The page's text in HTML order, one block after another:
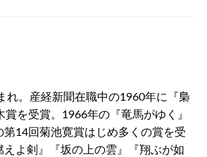
れ。産経新聞在職中の1960年に『梟
を受賞。1966年の『竜馬がゆく』
第14回菊池寛賞はじめ多くの賞を受
えよ剣』『坂の上の雲』『翔ぶが如